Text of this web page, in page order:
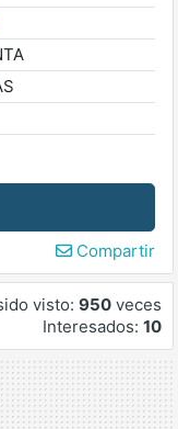
Compartir
visto: 950 veces
Interesados: 10